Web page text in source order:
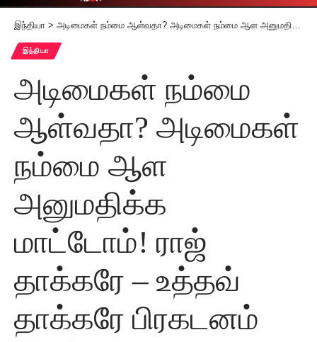
இந்தியா > அடிமைகள் நம்மை ஆள்வதா? அடிமைகள் நம்மை ஆள அனுமதிக்க மாட்டோம்! ராஜ் தாக்கரே – உத்தவ் தாக்கரே பிரகடனம் தமிழ்நாடு முதலமைச்சர் மு.க. ஸ்டாலின் வரவேற்பு
இந்தியா
அடிமைகள் நம்மை
ஆள்வதா? அடிமைகள்
நம்மை ஆள
அனுமதிக்க
மாட்டோம்! ராஜ்
தாக்கரே – உத்தவ்
தாக்கரே பிரகடனம்